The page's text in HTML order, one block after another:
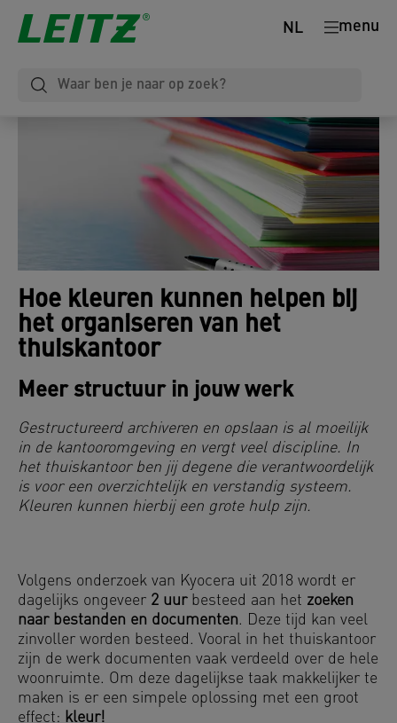
menu
NL
Hoe kleuren kunnen helpen bij
het organiseren van het
thuiskantoor
Meer structuur in jouw werk
Gestructureerd archiveren en opslaan is al moeilijk
in de kantooromgeving en vergt veel discipline. In
het thuiskantoor ben jij degene die verantwoordelijk
is voor een overzichtelijk en verstandig systeem.
Kleuren kunnen hierbij een grote hulp zijn.
Volgens onderzoek van Kyocera uit 2018 wordt er
dagelijks ongeveer 2 uurbesteed aan het zoeken
naar bestanden en documenten. Deze tijd kan veel
zinvoller worden besteed. Vooral in het thuiskantoor
zijn de werk documenten vaak verdeeld over de hele
woonruimte. Om deze dagelijkse taak makkelijker te
maken is er een simpele oplossing met een groot
effect: kleur!